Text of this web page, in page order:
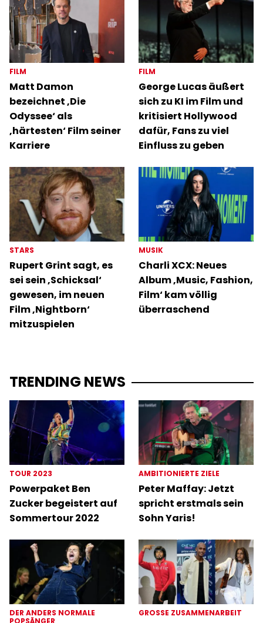
FILM
Matt Damon
bezeichnet ‚Die
Odyssee‘ als
‚härtesten‘ Film seiner
Karriere
FILM
George Lucas äußert
sich zu KI im Film und
kritisiert Hollywood
dafür, Fans zu viel
Einfluss zu geben
STARS
Rupert Grint sagt, es
sei sein ‚Schicksal‘
gewesen, im neuen
Film ‚Nightborn‘
mitzuspielen
MUSIK
Charli XCX: Neues
Album ‚Music, Fashion,
Film‘ kam völlig
überraschend
TRENDING NEWS
TOUR 2023
Powerpaket Ben
Zucker begeistert auf
Sommertour 2022
AMBITIONIERTE ZIELE
Peter Maffay: Jetzt
spricht erstmals sein
Sohn Yaris!
DER ANDERS NORMALE
POPSÄNGER
GROSSE ZUSAMMENARBEIT